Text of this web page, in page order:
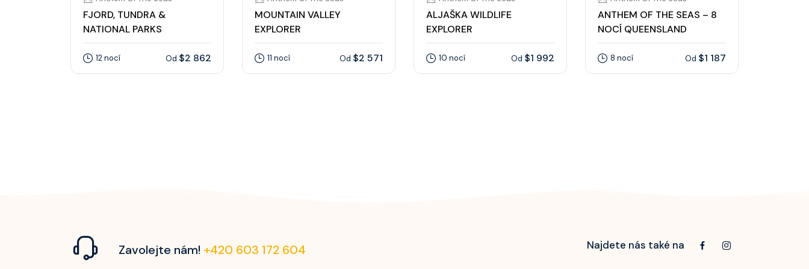
FJORD, TUNDRA &
NATIONAL PARKS
12 nocí Od $2 862
MOUNTAIN VALLEY
EXPLORER
11 nocí Od $2 571
ALJAŠKA WILDLIFE
EXPLORER
10 nocí Od $1 992
ANTHEM OF THE SEAS – 8
NOCÍ QUEENSLAND
8 nocí Od $1 187
Zavolejte nám! +420 603 172 604 Najdete nás také na